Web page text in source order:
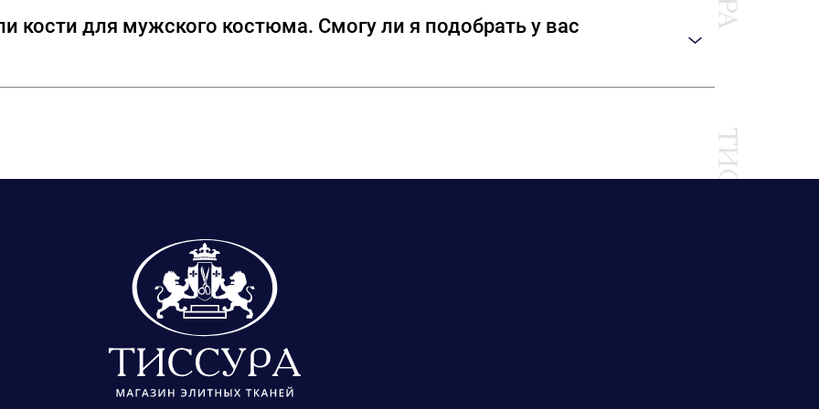
кости для мужского костюма. Смогу ли я подобрать у вас